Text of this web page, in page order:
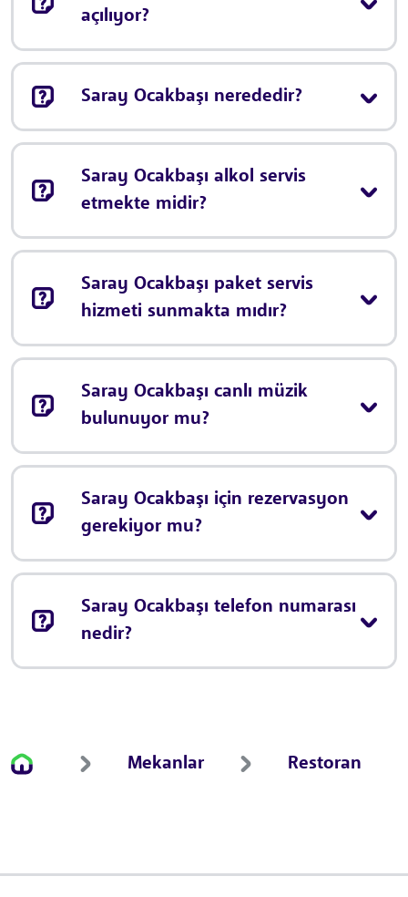
açılıyor?
Saray Ocakbaşı nerededir?
Saray Ocakbaşı alkol servis
etmekte midir?
Saray Ocakbaşı paket servis
hizmeti sunmakta mıdır?
Saray Ocakbaşı canlı müzik
bulunuyor mu?
Saray Ocakbaşı için rezervasyon
gerekiyor mu?
Saray Ocakbaşı telefon numarası
nedir?
Mekanlar Restoran